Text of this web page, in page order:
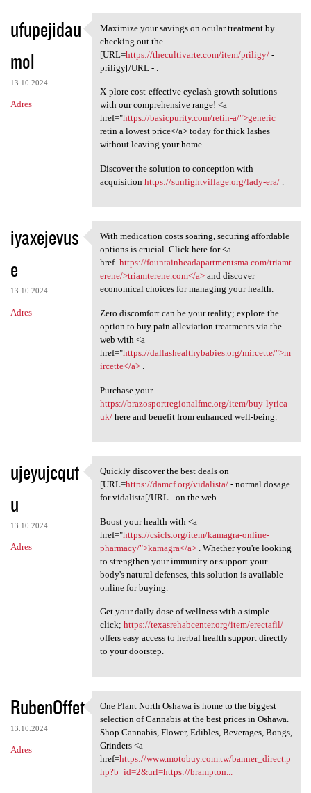
ufupejidau
mol
13.10.2024
Adres
Maximize your savings on
Maximize your savings on ocular treatment by
checking out the
[URL=https://thecultivarte.com/item/priligy/-
priligy[/URL - .
X-plore cost-effective eyelash growth solutions
with our comprehensive range! <a
href="https://basicpurity.com/retin-a/">generic
retin a lowest price</a> today for thick lashes
without leaving your home.
Discover the solution to conception with
acquisition https://sunlightvillage.org/lady-era/.
iyaxejevus
e
13.10.2024
Adres
With medication costs soaring
With medication costs soaring, securing affordable
options is crucial. Click here for <a
href=https://fountainheadapartmentsma.com/triamt
erene/>triamterene.com</a>and discover
economical choices for managing your health.
Zero discomfort can be your reality; explore the
option to buy pain alleviation treatments via the
web with <a
href="https://dallashealthybabies.org/mircette/">m
ircette</a>.
Purchase your
https://brazosportregionalfmc.org/item/buy-lyrica-
uk/here and benefit from enhanced well-being.
ujeyujcqut
u
13.10.2024
Adres
Quickly discover the best
Quickly discover the best deals on
[URL=https://damcf.org/vidalista/- normal dosage
for vidalista[/URL - on the web.
Boost your health with <a
href="https://csicls.org/item/kamagra-online-
pharmacy/">kamagra</a>. Whether you're looking
to strengthen your immunity or support your
body's natural defenses, this solution is available
online for buying.
Get your daily dose of wellness with a simple
click; https://texasrehabcenter.org/item/erectafil/
offers easy access to herbal health support directly
to your doorstep.
RubenOffet
13.10.2024
Adres
One Plant North Oshawa is
One Plant North Oshawa is home to the biggest
selection of Cannabis at the best prices in Oshawa.
Shop Cannabis, Flower, Edibles, Beverages, Bongs,
Grinders <a
href=https://www.motobuy.com.tw/banner_direct.p
hp?b_id=2&url=https://brampton...